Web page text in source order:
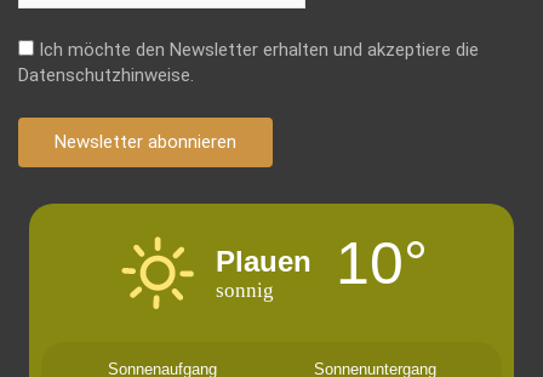
Ich möchte den Newsletter erhalten und akzeptiere die
Datenschutzhinweise.
Newsletter abonnieren
Plauen
sonnig 10°
Sonnenaufgang Sonnenuntergang